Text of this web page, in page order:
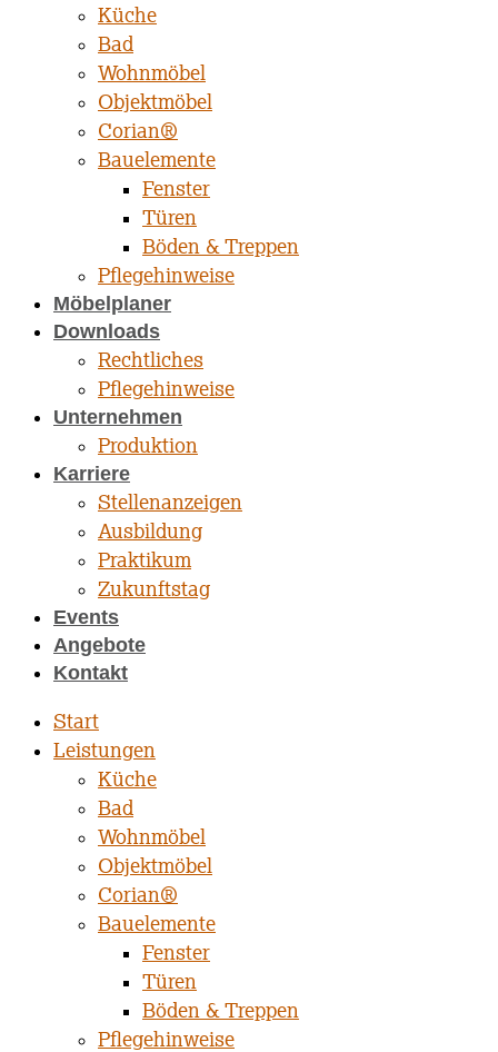
Küche
Bad
Wohnmöbel
Objektmöbel
Corian®
Bauelemente
Fenster
Türen
Böden & Treppen
Pflegehinweise
Möbelplaner
Downloads
Rechtliches
Pflegehinweise
Unternehmen
Produktion
Karriere
Stellenanzeigen
Ausbildung
Praktikum
Zukunftstag
Events
Angebote
Kontakt
Start
Leistungen
Küche
Bad
Wohnmöbel
Objektmöbel
Corian®
Bauelemente
Fenster
Türen
Böden & Treppen
Pflegehinweise